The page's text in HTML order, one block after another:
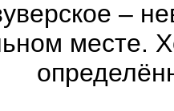
–
месте.